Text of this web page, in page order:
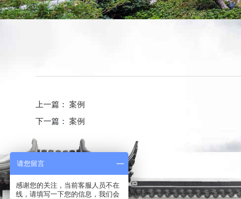
上一篇： 案例
下一篇： 案例
请您留言
感谢您的关注，当前客服人员不在
线，请填写一下您的信息，我们会